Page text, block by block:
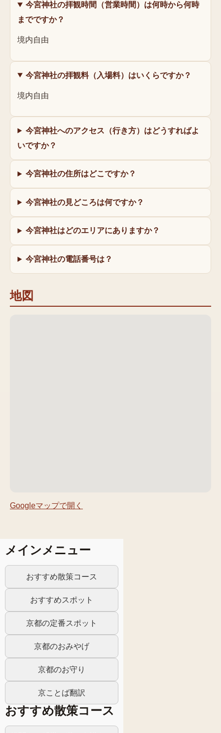
メインメニュー
おすすめ散策コース
おすすめスポット
京都の定番スポット
京都のおみやげ
京都のお守り
京ことば翻訳
おすすめ散策コース
今宮神社の拝観時間（営業時間）は何時から何時
までですか？
境内自由
今宮神社の拝観料（入場料）はいくらですか？
境内自由
今宮神社へのアクセス（行き方）はどうすればよ
いですか？
今宮神社の住所はどこですか？
今宮神社の見どころは何ですか？
今宮神社はどのエリアにありますか？
今宮神社の電話番号は？
地図
Googleマップで開く